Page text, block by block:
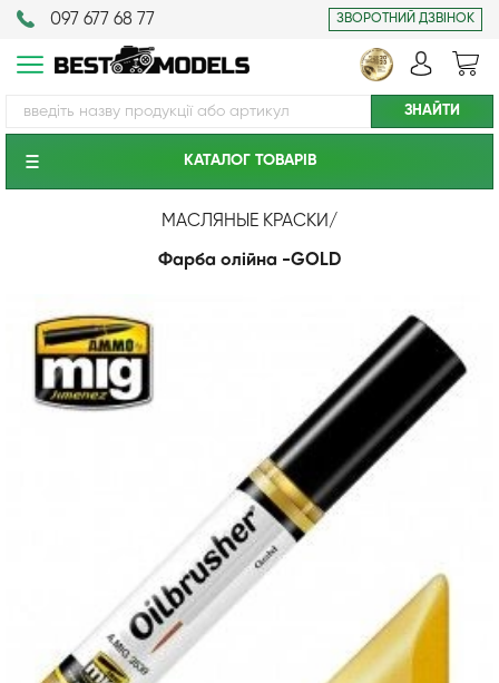
097 677 68 77 ЗВОРОТНИЙ ДЗВІНОК
КАТАЛОГ ТОВАРIВ
МАСЛЯНЫЕ КРАСКИ/
Фарба олійна -GOLD